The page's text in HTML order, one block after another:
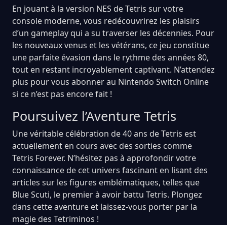
En jouant à la version NES de Tetris sur votre
console moderne, vous redécouvrirez les plaisirs
d’un gameplay qui a su traverser les décennies. Pour
les nouveaux venus et les vétérans, ce jeu constitue
une parfaite évasion dans le rythme des années 80,
tout en restant incroyablement captivant. N’attendez
plus pour vous abonner au Nintendo Switch Online
si ce n’est pas encore fait !
Poursuivez l’Aventure Tetris
Une véritable célébration de 40 ans de Tetris est
actuellement en cours avec des sorties comme
Tetris Forever. N’hésitez pas à approfondir votre
connaissance de cet univers fascinant en lisant des
articles sur les figures emblématiques, telles que
Blue Scuti, le premier à avoir battu Tetris. Plongez
dans cette aventure et laissez-vous porter par la
magie des Tetriminos !